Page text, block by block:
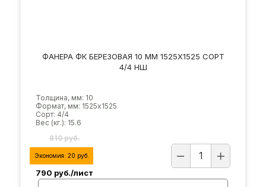
ФАНЕРА ФК БЕРЕЗОВАЯ 10 ММ 1525Х1525 СОРТ
4/4 НШ
Толщина, мм: 10
Формат, мм: 1525х1525
Сорт: 4/4
Вес (кг.): 15.6
810 руб.
Экономия: 20 руб.
790 руб./лист